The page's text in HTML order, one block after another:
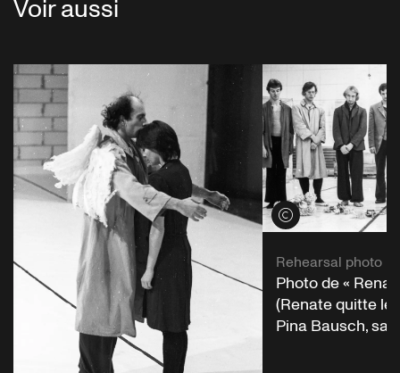
Voir aussi
Voir les crédits
Rehearsal photo
Photo de «
(Renate quitte le
Pina Bausch,